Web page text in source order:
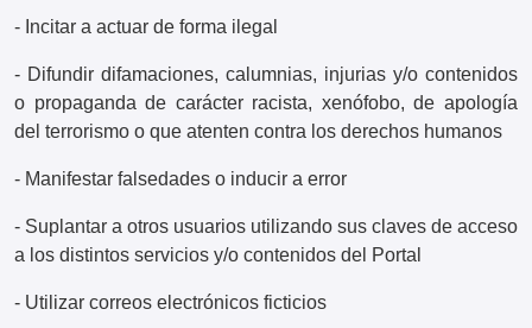
- Incitar a actuar de forma ilegal
- Difundir difamaciones, calumnias, injurias y/o contenidos
o propaganda de carácter racista, xenófobo, de apología
del terrorismo o que atenten contra los derechos humanos
- Manifestar falsedades o inducir a error
- Suplantar a otros usuarios utilizando sus claves de acceso
a los distintos servicios y/o contenidos del Portal
- Utilizar correos electrónicos ficticios